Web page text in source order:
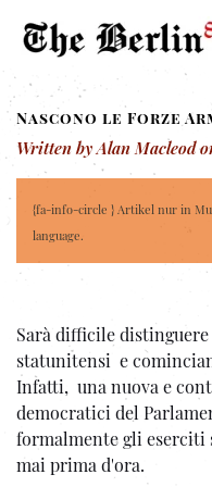
Nascono le Forze
Written by Alan Macleod
{fa-info-circle } Artikel nur in
language.
Sarà difficile
statunitensi e
Infatti, una nuova e
democratici del
formalmente gli eserciti
mai prima d'ora.